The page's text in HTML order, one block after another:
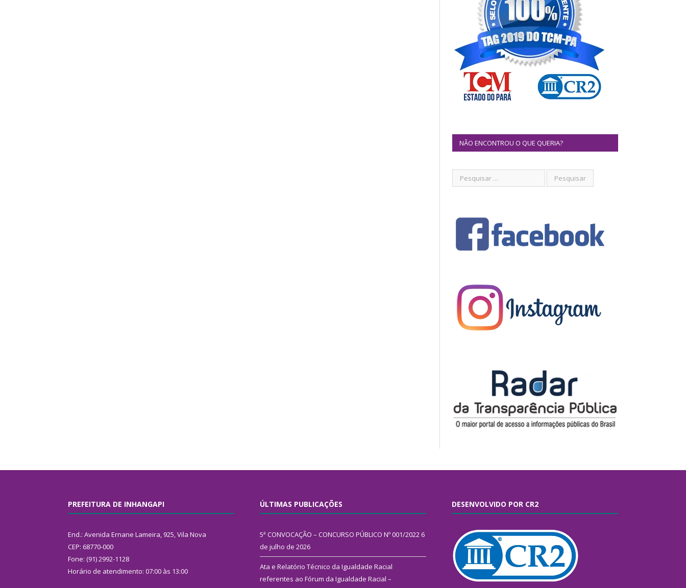
NÃO ENCONTROU O QUE QUERIA?
PREFEITURA DE INHANGAPI
End.: Avenida Ernane Lameira, 925, Vila Nova
CEP: 68770-000
Fone: (91) 2992-1128
Horário de atendimento: 07:00 às 13:00
ÚLTIMAS PUBLICAÇÕES
5ª CONVOCAÇÃO – CONCURSO PÚBLICO Nº 001/2022 6
de julho de 2026
Ata e Relatório Técnico da Igualdade Racial
referentes ao Fórum da Igualdade Racial –
DESENVOLVIDO POR CR2